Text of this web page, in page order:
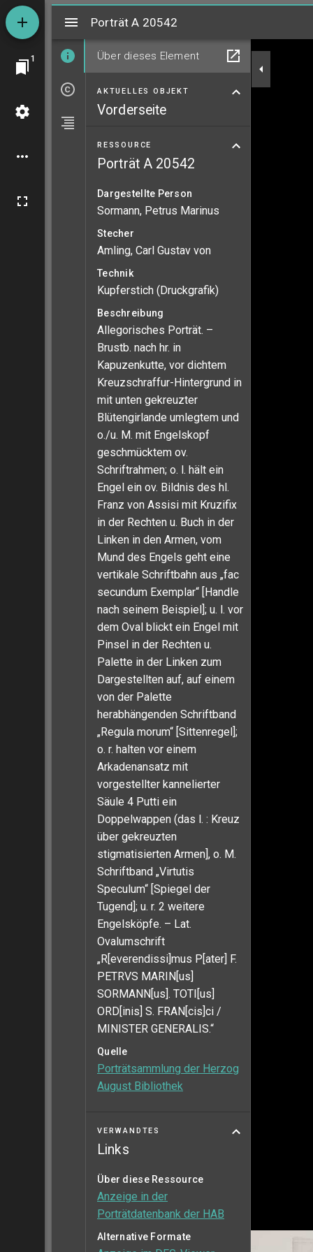
1
MiradorPorträt A 20542
Über dieses Element
AKTUELLES OBJEKT
Vorderseite
RESSOURCE
Porträt A 20542
Dargestellte Person
Sormann, Petrus Marinus
Stecher
Amling, Carl Gustav von
Technik
Kupferstich (Druckgrafik)
Beschreibung
Allegorisches Porträt. –
Brustb. nach hr. in
Kapuzenkutte, vor dichtem
Kreuzschraffur-Hintergrund in
mit unten gekreuzter
Blütengirlande umlegtem und
o./u. M. mit Engelskopf
geschmücktem ov.
Schriftrahmen; o. l. hält ein
Engel ein ov. Bildnis des hl.
Franz von Assisi mit Kruzifix
in der Rechten u. Buch in der
Linken in den Armen, vom
Mund des Engels geht eine
vertikale Schriftbahn aus „fac
secundum Exemplar“ [Handle
nach seinem Beispiel]; u. l. vor
dem Oval blickt ein Engel mit
Pinsel in der Rechten u.
Palette in der Linken zum
Dargestellten auf, auf einem
von der Palette
herabhängenden Schriftband
„Regula morum“ [Sittenregel];
o. r. halten vor einem
Arkadenansatz mit
vorgestellter kannelierter
Säule 4 Putti ein
Doppelwappen (das l. : Kreuz
über gekreuzten
stigmatisierten Armen], o. M.
Schriftband „Virtutis
Speculum“ [Spiegel der
Tugend]; u. r. 2 weitere
Engelsköpfe. – Lat.
Ovalumschrift
„R[everendissi]mus P[ater] F.
PETRVS MARIN[us]
SORMANN[us]. TOTI[us]
ORD[inis] S. FRAN[cis]ci /
MINISTER GENERALIS.“
Quelle
Porträtsammlung der Herzog
August Bibliothek
VERWANDTES
Links
Über diese Ressource
Anzeige in der
Porträtdatenbank der HAB
Alternative Formate
Porträt A 20542